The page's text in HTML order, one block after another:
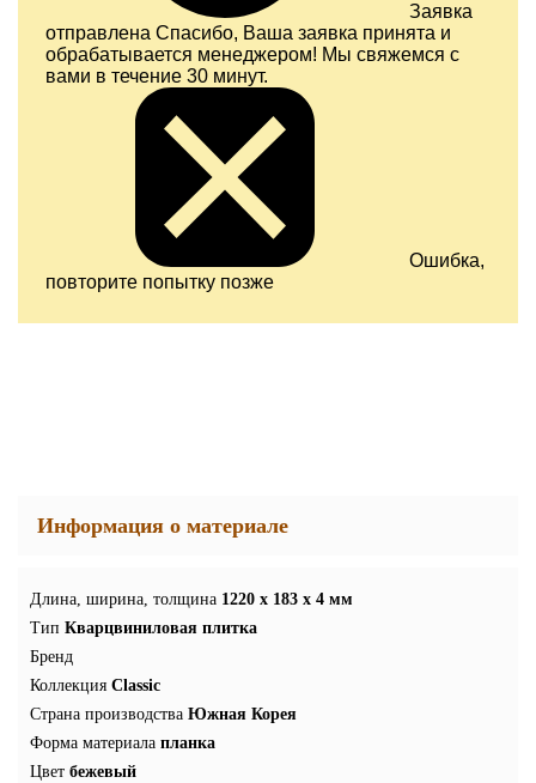
Заявка
отправлена Спасибо, Ваша заявка принята и
обрабатывается менеджером! Мы свяжемся с
вами в течение 30 минут.
Ошибка,
повторите попытку позже
Информация о материале
Длина, ширина, толщина 1220 x 183 x 4 мм
Тип Кварцвиниловая плитка
Бренд
Коллекция Classic
Страна производства Южная Корея
Форма материала планка
Цвет бежевый